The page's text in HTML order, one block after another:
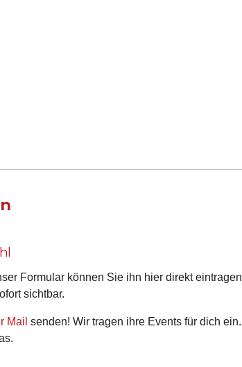
Formular können Sie ihn hier direkt eintragen.
sichtbar.
Mail senden! Wir tragen ihre Events für dich ein.